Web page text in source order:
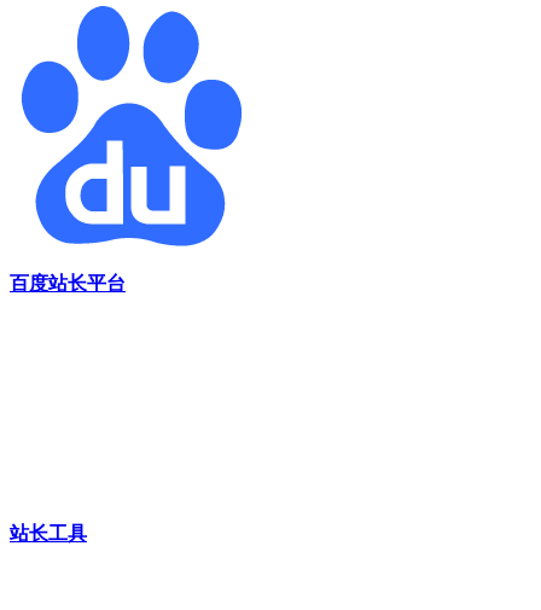
百度站长平台
站长工具